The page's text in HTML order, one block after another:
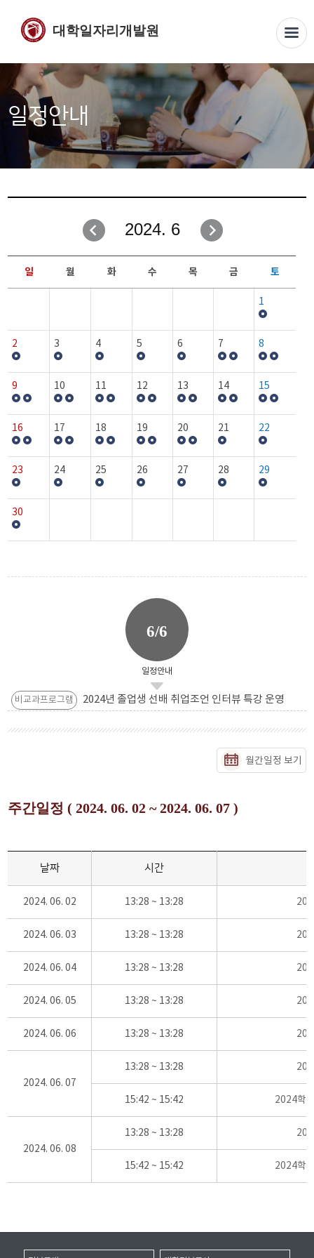
대학일자리개발원
일정안내
2024. 6
일 월 화 수 목 금 토
1
2 3 4 5 6 7 8
9 10 11 12 13 14 15
16 17 18 19 20 21 22
23 24 25 26 27 28 29
30
6/6
일정안내
비교과프로그램 2024년 졸업생 선배 취업조언 인터뷰 특강 운영
월간일정 보기
주간일정 ( 2024. 06. 02 ~ 2024. 06. 07 )
날짜 시간
2024. 06. 02 13:28 ~ 13:28
2024. 06. 03 13:28 ~ 13:28
2024. 06. 04 13:28 ~ 13:28
2024. 06. 05 13:28 ~ 13:28
2024. 06. 06 13:28 ~ 13:28
2024. 06. 07
13:28 ~ 13:28
15:42 ~ 15:42 2024학
2024. 06. 08
13:28 ~ 13:28
15:42 ~ 15:42 2024학